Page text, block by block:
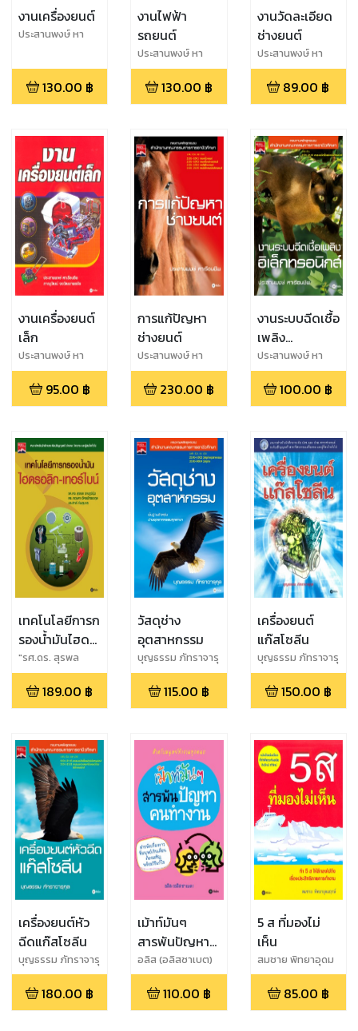
งานเครื่องยนต์
ประสานพงษ์ หา
130.00 ฿
งานไฟฟ้า
รถยนต์
ประสานพงษ์ หา
เรือนชีพ
130.00 ฿
งานวัดละเอียด
ช่างยนต์
ประสานพงษ์ หา
เรือนชีพ
89.00 ฿
งานเครื่องยนต์
เล็ก
ประสานพงษ์ หา
เรือนชีพ,ภาณุวัฒน์
จงวัฒนาพรชัย
95.00 ฿
การแก้ปัญหา
ช่างยนต์
ประสานพงษ์ หา
เรือนชีพ
230.00 ฿
งานระบบฉีดเชื้อ
เพลิง
อิเล็กทรอนิกส์
ประสานพงษ์ หา
เรือนชีพ
100.00 ฿
เทคโนโลยีการก
รองน้ำมันไฮดร
อลิก-เทอร์ไบน์
"รศ.ดร. สุรพล
ราษฏร์นุ้ย, ดร.
กฤษดา อัครพัทธยา
กุล,ประสิทธิ์ ทัพ
189.00 ฿
วัสดุช่าง
อุตสาหกรรม
บุญธรรม ภัทราจารุ
กุล
115.00 ฿
เครื่องยนต์
แก๊สโซลีน
บุญธรรม ภัทราจารุ
กุล
150.00 ฿
เครื่องยนต์หัว
ฉีดแก๊สโซลีน
บุญธรรม ภัทราจารุ
กุล
180.00 ฿
เม้าท์มันๆ
สารพันปัญหา
คนทำงาน
อลิส (อลิสซาเบต)
110.00 ฿
5 ส ที่มองไม่
เห็น
สมชาย พิทยาอุดม
ฤกษ์
85.00 ฿